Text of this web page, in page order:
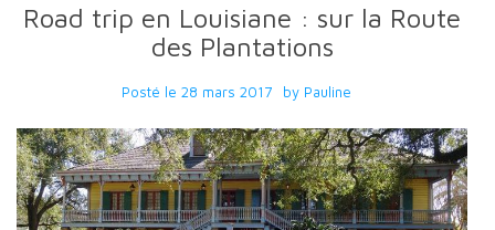
Road trip en Louisiane : sur la Route
des Plantations
Posté le 28 mars 2017 by Pauline